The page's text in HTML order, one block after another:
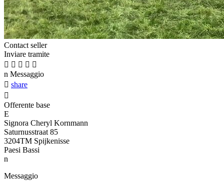
Contact seller
Inviare tramite
    
n Messaggio
 share

Offerente base
E
Signora Cheryl Kornmann
Saturnusstraat 85
3204TM Spijkenisse
Paesi Bassi
n
Messaggio